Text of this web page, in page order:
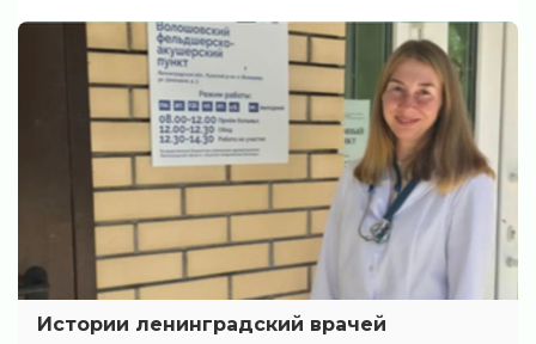
Истории ленинградский врачей